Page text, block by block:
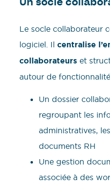
Un socle
Le socle collaborateur
logiciel. Il centralise
collaborateurs et
autour de
Un dossier
regroupant les
administratives,
documents RH
Une gestion
associée à des